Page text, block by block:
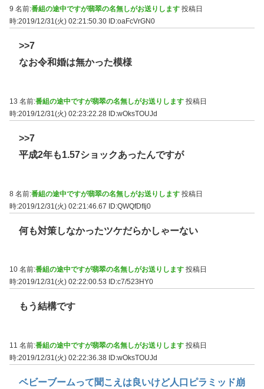
9 名前:番組の途中ですが翡翠の名無しがお送りします 投稿日
時:2019/12/31(火) 02:21:50.30 ID:oaFcVrGN0
>>7
なお令和婚は無かった模様
13 名前:番組の途中ですが翡翠の名無しがお送りします 投稿日
時:2019/12/31(火) 02:23:22.28 ID:wOksTOUJd
>>7
平成2年も1.57ショックあったんですが
8 名前:番組の途中ですが翡翠の名無しがお送りします 投稿日
時:2019/12/31(火) 02:21:46.67 ID:QWQfDfIj0
何も対策しなかったツケだらかしゃーない
10 名前:番組の途中ですが翡翠の名無しがお送りします 投稿日
時:2019/12/31(火) 02:22:00.53
ID:c7/523HY0
もう結構です
11 名前:番組の途中ですが翡翠の名無しがお送りします 投稿日
時:2019/12/31(火) 02:22:36.38 ID:wOksTOUJd
ベビーブームって聞こえは良いけど人口ピラミッド崩